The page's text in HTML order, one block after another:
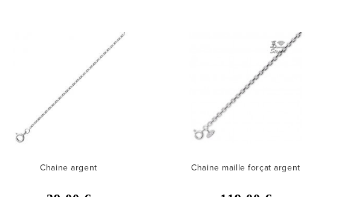
Chaine argent Chaine maille forçat argent